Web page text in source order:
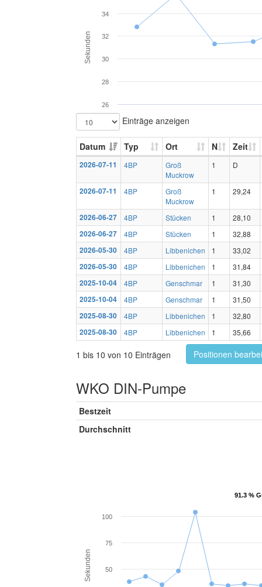
Sekunden
26
28
30
32
34
Einträge anzeigen
Datum Typ Ort N Zeit
2026-07-11 4BP
Groß
Muckrow
1 D
2026-07-11 4BP
Groß
Muckrow
1 29,24
2026-06-27 4BP Stücken 1
28,10
2026-06-27
4BP Stücken 1
32,88
2026-05-30
4BP Libbenichen 1
33,02
2026-05-30
4BP Libbenichen 1
31,84
2025-10-04
4BP Genschmar 1
31,30
2025-10-04
4BP Genschmar 1
31,50
2025-08-30
4BP Libbenichen 1
32,80
2025-08-30
4BP Libbenichen 1 35,66
1 bis 10 von 10 Einträgen Positionen
WKO DIN-Pumpe
Bestzeit
Durchschnitt
91.3 %
91.3 %
Sekunden 50
75
100